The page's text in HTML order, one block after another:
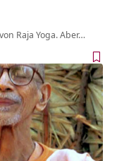
Raja Yoga. Aber…